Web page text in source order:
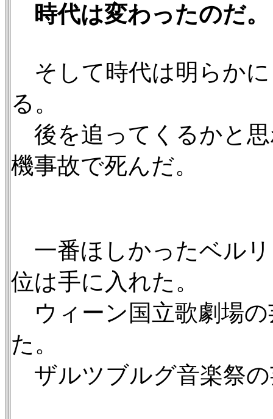
時代は変わったのだ。
そして時代は明らか
る。
後を追ってくるかと
機事故で死んだ。
一番ほしかったベル
位は手に入れた。
ウィーン国立歌劇場
た。
ザルツブルグ音楽祭